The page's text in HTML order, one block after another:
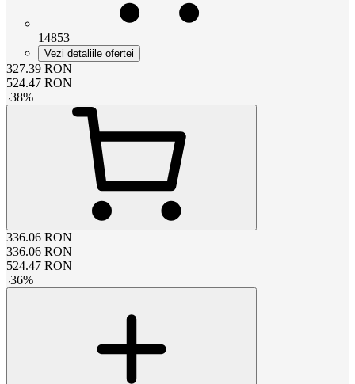
14853
Vezi detaliile ofertei
327.39 RON
524.47 RON
-38%
336.06 RON
336.06 RON
524.47 RON
-36%